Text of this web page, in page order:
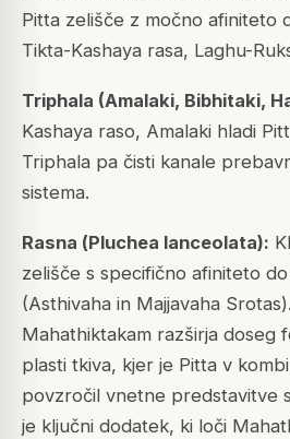
Pitta zelišče z močno afiniteto
Tikta-Kashaya rasa, Laghu-
Triphala (Amalaki, Bibhitaki,
Kashaya raso, Amalaki hladi
Triphala pa čisti kanale
sistema.
Rasna (Pluchea lanceolata):
zelišče s specifično afiniteto
(Asthivaha in Majjavaha
Mahathiktakam razširja doseg
plasti tkiva, kjer je Pitta v
povzročil vnetne predstavitve
je ključni dodatek, ki loči